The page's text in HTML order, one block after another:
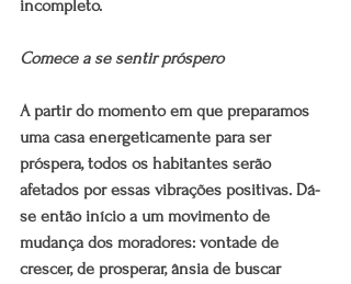
incompleto.
Comece a se sentir próspero
A partir do momento em que preparamos
uma casa energeticamente para ser
próspera, todos os habitantes serão
afetados por essas vibrações positivas. Dá-
se então início a um movimento de
mudança dos moradores: vontade de
crescer, de prosperar, ânsia de buscar